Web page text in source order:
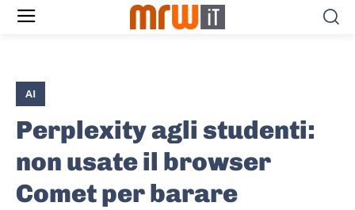
AI
Perplexity agli studenti:
non usate il browser
Comet per barare